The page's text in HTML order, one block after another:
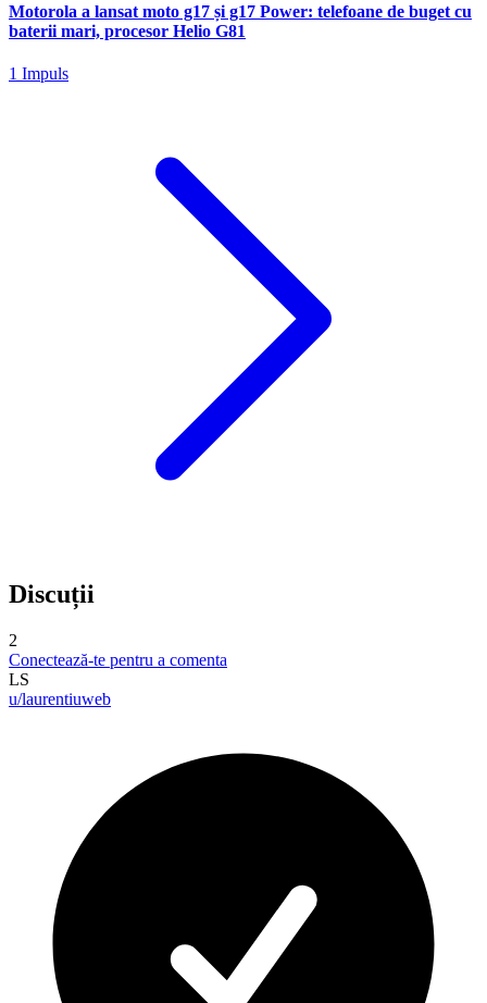
Motorola a lansat moto g17 și g17 Power: telefoane de buget cu
baterii mari, procesor Helio G81
1 Impuls
Discuții
2
Conectează-te pentru a comenta
LS
u/laurentiuweb